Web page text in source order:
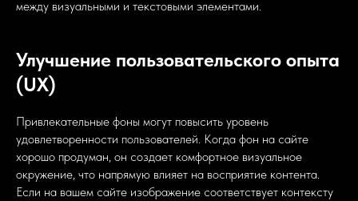
между визуальными и текстовыми элементами.
Улучшение пользовательского опыта
(UX)
Привлекательные фоны могут повысить уровень
удовлетворенности пользователей. Когда фон на сайте
хорошо продуман, он создает комфортное визуальное
окружение, что напрямую влияет на восприятие контента.
Если на вашем сайте изображение соответствует контексту